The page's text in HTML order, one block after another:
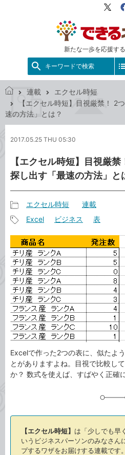
新たな一歩を応援す
X（
キーワードで検索
き
ッ
連載
エクセル時短
【エクセル時短】目視厳禁！ 2
速の方法」とは？
2017.05.25 THU 05:30
【エクセル時短】目視厳
探し出す「最速の方法」と
事
カ
テ
ゴ
リ
エクセル時短 連載
事
タ
グ
Excel ビジネス 表
Excelで作った2つの表に、似たよ
とがありますよね。目視で比較し
か？ 数式を使えば、すばやく正確
【エクセル時短】 は「少しでも早
いうビジネスパーソンのみなさん
プするワザをお届けする連載です